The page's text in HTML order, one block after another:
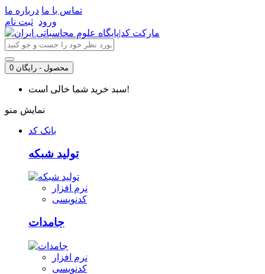
تماس با ما درباره ما
ورود ثبت نام
0 محصول - رایگان
سبد خرید شما خالی است!
نمایش منو
بانک کد
تولید شبکه
نرم افزار
کدنویسی
جامدات
نرم افزار
کدنویسی